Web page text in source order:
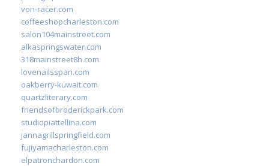
von-racer.com
coffeeshopcharleston.com
salon104mainstreet.com
alkaspringswater.com
318mainstreet8h.com
lovenailsspari.com
oakberry-kuwait.com
quartzliterary.com
friendsofbroderickpark.com
studiopiattellina.com
jannagrillspringfield.com
fujiyamacharleston.com
elpatronchardon.com